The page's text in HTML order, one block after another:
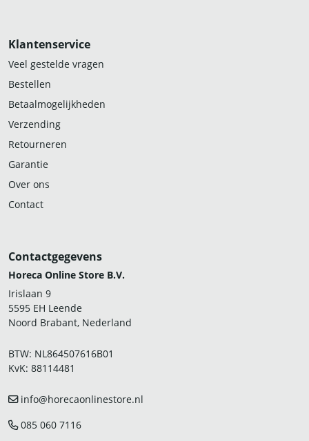
Klantenservice
Veel gestelde vragen
Bestellen
Betaalmogelijkheden
Verzending
Retourneren
Garantie
Over ons
Contact
Contactgegevens
Horeca Online Store B.V.
Irislaan 9
5595 EH Leende
Noord Brabant, Nederland
BTW: NL864507616B01
KvK: 88114481
info@horecaonlinestore.nl
085 060 7116